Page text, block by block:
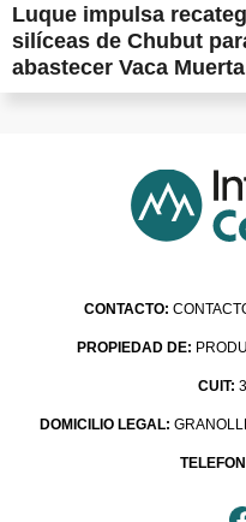
Luque impulsa
silíceas de Chubut
abastecer Vaca Muerta
CONTACTO:
PROPIEDAD DE:
CUIT:
DOMICILIO LEGAL: